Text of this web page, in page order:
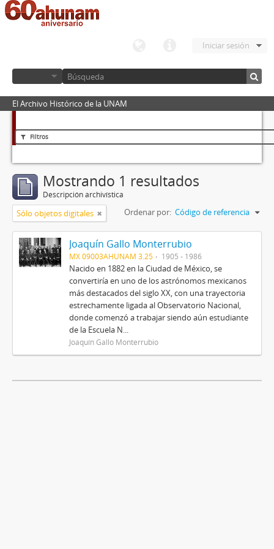
Iniciar sesión
El Archivo Histórico de la UNAM
Filtros
Mostrando 1 resultados
Descripción archivística
Sólo objetos digitales Ordenar por: Código de referencia
Joaquín Gallo Monterrubio
MX 09003AHUNAM 3.25 1905 - 1986
Nacido en 1882 en la Ciudad de México, se
convertiría en uno de los astrónomos mexicanos
más destacados del siglo XX, con una trayectoria
estrechamente ligada al Observatorio Nacional,
donde comenzó a trabajar siendo aún estudiante
de la Escuela N...
Joaquín Gallo Monterrubio